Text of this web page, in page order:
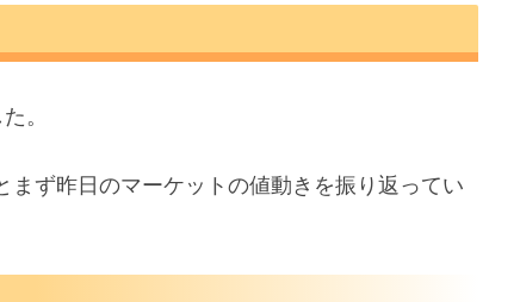
。
ず昨日のマーケットの値動きを振り返ってい